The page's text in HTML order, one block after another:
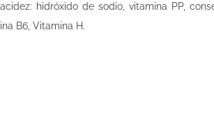
hidróxido de sodio, vitamina PP,
B6, Vitamina H.